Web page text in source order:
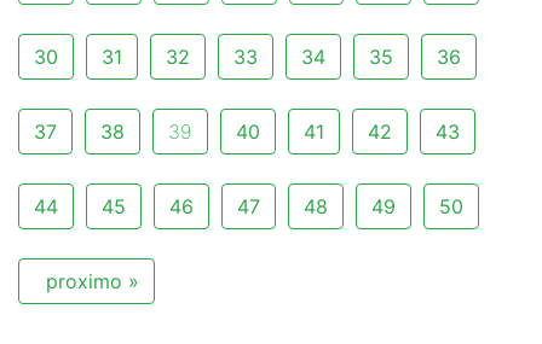
30 31 32 33 34 35 36
37 38 39 40 41 42 43
44 45 46 47 48 49 50
proximo »